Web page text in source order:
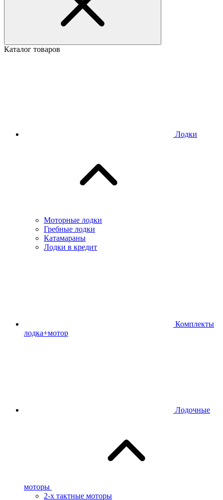
Каталог товаров
Лодки
Моторные лодки
Гребные лодки
Катамараны
Лодки в кредит
Комплекты
лодка+мотор
Лодочные
моторы
2-х тактные моторы